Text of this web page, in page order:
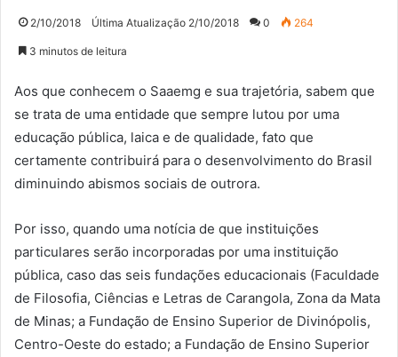
2/10/2018 Última Atualização 2/10/2018 0 264
3 minutos de leitura
Aos que conhecem o Saaemg e sua trajetória, sabem que
se trata de uma entidade que sempre lutou por uma
educação pública, laica e de qualidade, fato que
certamente contribuirá para o desenvolvimento do Brasil
diminuindo abismos sociais de outrora.
Por isso, quando uma notícia de que instituições
particulares serão incorporadas por uma instituição
pública, caso das seis fundações educacionais (Faculdade
de Filosofia, Ciências e Letras de Carangola, Zona da Mata
de Minas; a Fundação de Ensino Superior de Divinópolis,
Centro-Oeste do estado; a Fundação de Ensino Superior